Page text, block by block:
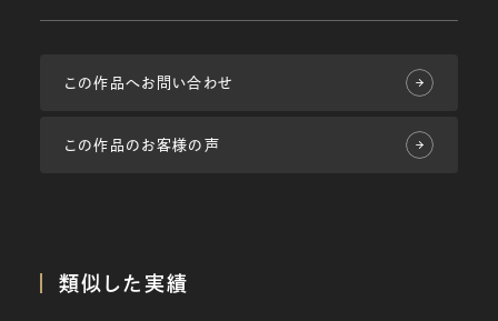
この作品へお問い合わせ
この作品のお客様の声
類似した実績